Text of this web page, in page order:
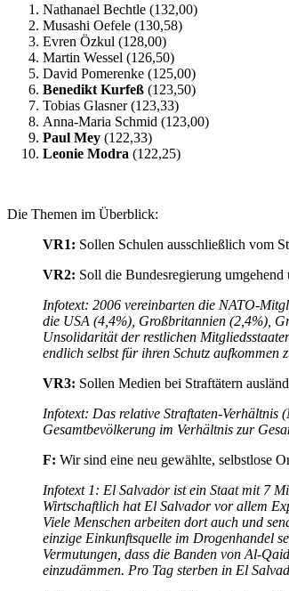
Nathanael Bechtle (132,00)
Musashi Oefele (130,58)
Evren Özkul (128,00)
Martin Wessel (126,50)
David Pomerenke (125,00)
Benedikt Kurfeß (123,50)
Tobias Glasner (123,33)
Anna-Maria Schmid (123,00)
Paul Mey (122,33)
Leonie Modra (122,25)
Die Themen im Überblick:
VR1: Sollen Schulen ausschließlich vom
VR2: Soll die Bundesregierung
Infotext: 2006 vereinbarten die NATO-
die USA (4,4%), Großbritannien (2,4%),
Unsolidarität der restlichen
endlich selbst für ihren Schutz aufkommen
VR3: Sollen Medien bei Straftätern
Infotext: Das relative Straftaten-Verhältnis
Gesamtbevölkerung im Verhältnis zur
F: Wir sind eine neu gewählte, selbstlose
Infotext 1: El Salvador ist ein Staat mit 7
Wirtschaftlich hat El Salvador vor allem
Viele Menschen arbeiten dort auch und
einzige Einkunftsquelle im Drogenhandel
Vermutungen, dass die Banden von Al-
einzudämmen. Pro Tag sterben in El